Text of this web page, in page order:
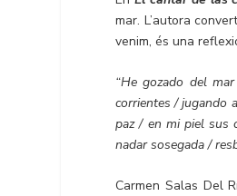
mar. L’autora
venim, és una
“He gozado del
corrientes / jugando
paz / en mi piel sus
nadar sosegada /
Carmen Salas Del